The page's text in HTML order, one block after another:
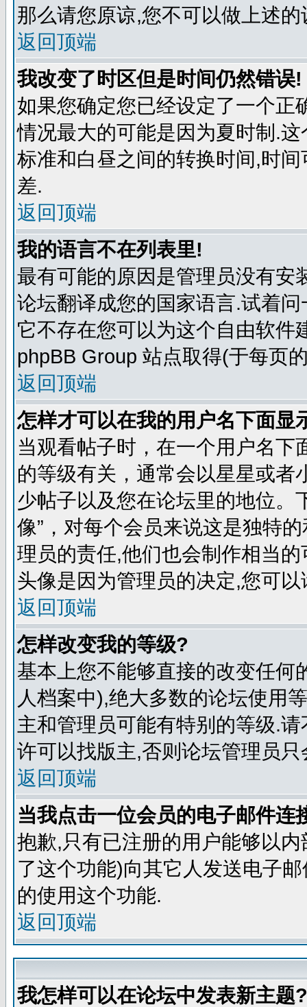
那么请您原谅,您不可以做上述的
返回顶端
我改变了时区但是时间仍然错误!
如果您确定您已经设定了一个正
情况最大的可能是因为夏时制.
标准和白昼之间的转换时间,时
差.
返回顶端
我的语言不在列表里!
最有可能的原因是管理员没有安
论坛翻译成您的国家语言.试着
它不存在您可以为这个自由软件
phpBB Group 站点取得(于每页
返回顶端
怎样才可以在我的用户名下面显
当观看帖子时，在一个用户名下
的等级有关，通常会以星星或者
少帖子以及您在论坛里的地位。
像”，对每个会员来说这是独特
理员的责任,他们也会制作相当
头像是因为管理员的决定,您可
返回顶端
怎样改变我的等级?
基本上您不能够直接的改变任何
人档案中),绝大多数的论坛使用
主和管理员可能有特别的等级.
许可以找版主,否则论坛管理员
返回顶端
当我点击一位会员的电子邮件连
抱歉,只有已注册的用户能够以
了这个功能)向其它人发送电子
的使用这个功能.
返回顶端
我怎样可以在论坛中发表新主题?